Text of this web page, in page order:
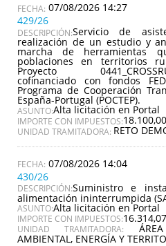
07/08/2026 14:27
429/26
DESCRIPCIÓN:Servicio de
realización de un estudio y
marcha de herramientas
poblaciones en territorios
Proyecto
cofinanciado con fondos
Programa de Cooperación
España-Portugal (POCTEP).
ASUNTO:Alta licitación en Portal
IMPORTE CON IMPUESTOS:
UNIDAD TRAMITADORA: RETO
07/08/2026 14:04
430/26
DESCRIPCIÓN:Suministro e
alimentación ininterrumpida
ASUNTO:Alta licitación en Portal
IMPORTE CON IMPUESTOS:
UNIDAD TRAMITADORA:
AMBIENTAL, ENERGÍA Y